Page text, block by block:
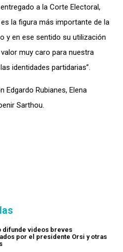
a la Corte Electoral,
la figura más importante de la
y en ese sentido su utilización
muy caro para nuestra
identidades partidarias”.
Edgardo Rubianes, Elena
Sarthou.
difunde videos breves
por el presidente Orsi y otras